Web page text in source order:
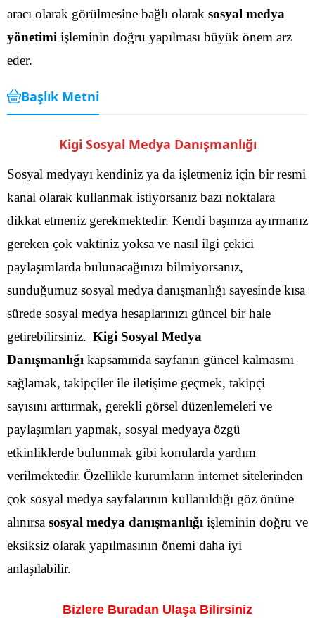
aracı olarak görülmesine bağlı olarak sosyal medya
yönetimi işleminin doğru yapılması büyük önem arz
eder.
Başlık Metni
Kigi Sosyal Medya Danışmanlığı
Sosyal medyayı kendiniz ya da işletmeniz için bir resmi
kanal olarak kullanmak istiyorsanız bazı noktalara
dikkat etmeniz gerekmektedir. Kendi başınıza ayırmanız
gereken çok vaktiniz yoksa ve nasıl ilgi çekici
paylaşımlarda bulunacağınızı bilmiyorsanız,
sunduğumuz sosyal medya danışmanlığı sayesinde kısa
sürede sosyal medya hesaplarınızı güncel bir hale
getirebilirsiniz. Kigi Sosyal Medya
Danışmanlığı kapsamında sayfanın güncel kalmasını
sağlamak, takipçiler ile iletişime geçmek, takipçi
sayısını arttırmak, gerekli görsel düzenlemeleri ve
paylaşımları yapmak, sosyal medyaya özgü
etkinliklerde bulunmak gibi konularda yardım
verilmektedir. Özellikle kurumların internet sitelerinden
çok sosyal medya sayfalarının kullanıldığı göz önüne
alınırsa sosyal medya danışmanlığı işleminin doğru ve
eksiksiz olarak yapılmasının önemi daha iyi
anlaşılabilir.
Bizlere Buradan Ulaşa Bilirsiniz